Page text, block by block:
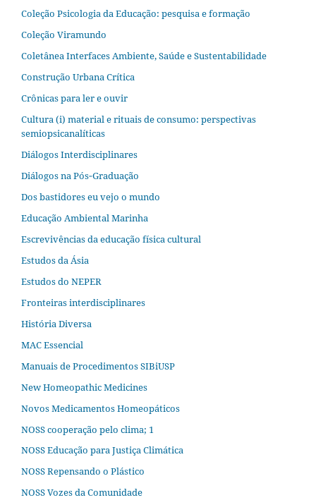
Coleção Psicologia da Educação: pesquisa e formação
Coleção Viramundo
Coletânea Interfaces Ambiente, Saúde e Sustentabilidade
Construção Urbana Crítica
Crônicas para ler e ouvir
Cultura (i) material e rituais de consumo: perspectivas
semiopsicanalíticas
Diálogos Interdisciplinares
Diálogos na Pós‐Graduação
Dos bastidores eu vejo o mundo
Educação Ambiental Marinha
Escrevivências da educação física cultural
Estudos da Ásia​
Estudos do NEPER
Fronteiras interdisciplinares
História Diversa
MAC Essencial
Manuais de Procedimentos SIBiUSP
New Homeopathic Medicines
Novos Medicamentos Homeopáticos
NOSS cooperação pelo clima; 1
NOSS Educação para Justiça Climática
NOSS Repensando o Plástico
NOSS Vozes da Comunidade